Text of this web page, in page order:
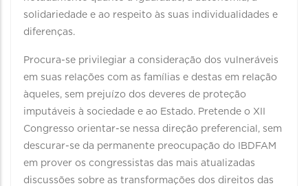
solidariedade e ao respeito às suas individualidades e
diferenças.
Procura-se privilegiar a consideração dos vulneráveis
em suas relações com as famílias e destas em relação
àqueles, sem prejuízo dos deveres de proteção
imputáveis à sociedade e ao Estado. Pretende o XII
Congresso orientar-se nessa direção preferencial, sem
descurar-se da permanente preocupação do IBDFAM
em prover os congressistas das mais atualizadas
discussões sobre as transformações dos direitos das